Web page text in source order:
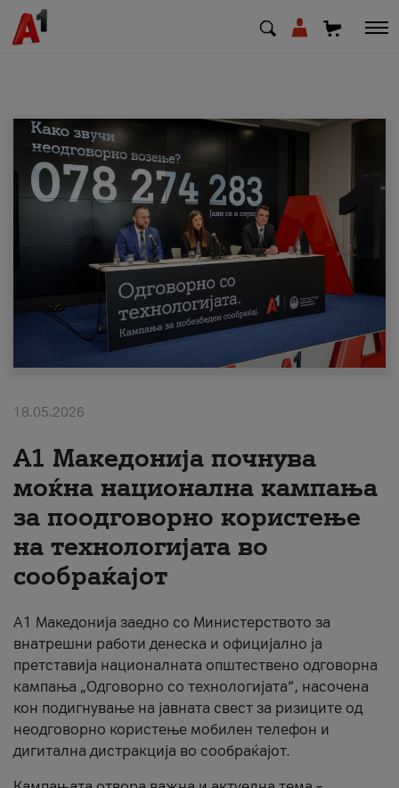
МК EN SQ
Деловни
Поддршка
Надополни кредит
#ПодобарОнлајн
18.05.2026
A1 Македонија почнува
моќна национална кампања
за поодговорно користење
на технологијата во
сообраќајот
A1 Македонија заедно со Министерството за
внатрешни работи денеска и официјално ја
претставија националната општествено одговорна
кампања „Одговорно со технологијата“, насочена
кон подигнување на јавната свест за ризиците од
неодговорно користење мобилен телефон и
дигитална дистракција во сообраќајот.